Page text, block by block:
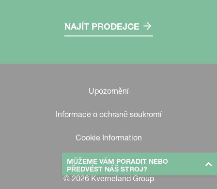
MŮŽEME VÁM PORADIT NEBO
PŘEDVÉST NÁŠ STROJ?
NAJÍT PRODEJCE
Upozornění
Informace o ochraně soukromí
Cookie Information
© 2026 Kverneland Group